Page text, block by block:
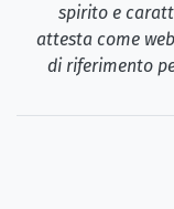
spirito e
attesta come
di riferimento